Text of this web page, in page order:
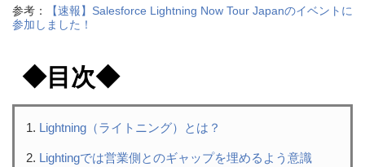
参考：
【速報】Salesforce Lightning Now Tour Japanのイベントに
参加しました！
◆目次◆
Lightning（ライトニング）とは？
Lightingでは営業側とのギャップを埋めるよう意識